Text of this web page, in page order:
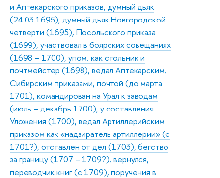
и Аптекарского приказов, думный дьяк
(24.03.1695), думный дьяк Новгородской
четверти (1695), Посольского приказа
(1699), участвовал в боярских совещаниях
(1698 – 1700), упом. как стольник и
почтмейстер (1698), ведал Аптекарским,
Сибирским приказами, почтой (до марта
1701), командирован на Урал к заводам
(июль – декабрь 1700), у составления
Уложения (1700), ведал Артиллерийским
приказом как «надзиратель артиллерии» (с
1701?), отставлен от дел (1703), бегство
за границу (1707 – 1709?), вернулся,
переводчик книг (с 1709), поручения в